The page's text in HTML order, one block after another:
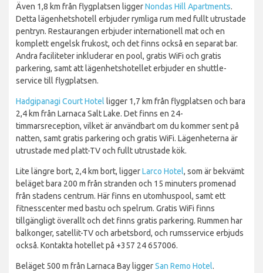
Även 1,8 km från flygplatsen liggerNondas Hill Apartments.
Detta lägenhetshotell erbjuder rymliga rum med fullt utrustade
pentryn. Restaurangen erbjuder internationell mat och en
komplett engelsk frukost, och det finns också en separat bar.
Andra faciliteter inkluderar en pool, gratis WiFi och gratis
parkering, samt att lägenhetshotellet erbjuder en shuttle-
service till flygplatsen.
Hadgipanagi Court Hotel ligger 1,7 km från flygplatsen och bara
2,4 km från Larnaca Salt Lake. Det finns en 24-
timmarsreception, vilket är användbart om du kommer sent på
natten, samt gratis parkering och gratis WiFi. Lägenheterna är
utrustade med platt-TV och fullt utrustade kök.
Lite längre bort, 2,4 km bort, liggerLarco Hotel, som är bekvämt
beläget bara 200 m från stranden och 15 minuters promenad
från stadens centrum. Här finns en utomhuspool, samt ett
fitnesscenter med bastu och spelrum. Gratis WiFi finns
tillgängligt överallt och det finns gratis parkering. Rummen har
balkonger, satellit-TV och arbetsbord, och rumsservice erbjuds
också. Kontakta hotellet på +357 24 657006.
Beläget 500 m från Larnaca Bay liggerSan Remo Hotel.